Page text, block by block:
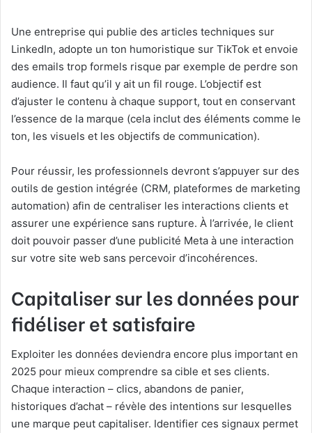
Une entreprise qui publie des articles techniques sur
LinkedIn, adopte un ton humoristique sur TikTok et envoie
des emails trop formels risque par exemple de perdre son
audience. Il faut qu’il y ait un fil rouge. L’objectif est
d’ajuster le contenu à chaque support, tout en conservant
l’essence de la marque (cela inclut des éléments comme le
ton, les visuels et les objectifs de communication).
Pour réussir, les professionnels devront s’appuyer sur des
outils de gestion intégrée (CRM, plateformes de marketing
automation) afin de centraliser les interactions clients et
assurer une expérience sans rupture. À l’arrivée, le client
doit pouvoir passer d’une publicité Meta à une interaction
sur votre site web sans percevoir d’incohérences.
Capitaliser sur les données pour
fidéliser et satisfaire
Exploiter les données deviendra encore plus important en
2025 pour mieux comprendre sa cible et ses clients.
Chaque interaction – clics, abandons de panier,
historiques d’achat – révèle des intentions sur lesquelles
une marque peut capitaliser. Identifier ces signaux permet